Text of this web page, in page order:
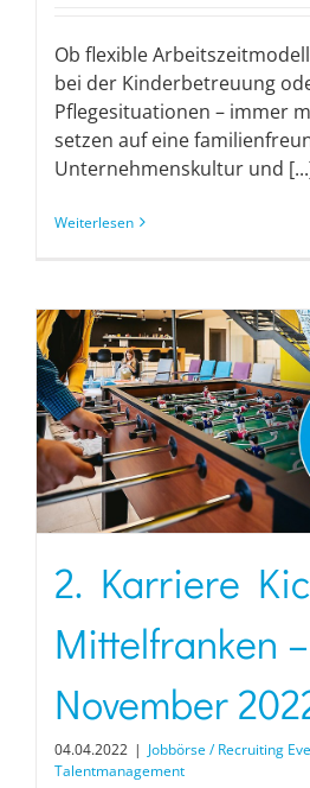
Ob flexible
bei der Kinderbetreuung
Pflegesituationen – immer
setzen auf eine
Unternehmenskultur und
Weiterlesen
2. Karriere
Mittelfranken
November
04.04.2022 | Jobbörse / Recruiting
Talentmanagement